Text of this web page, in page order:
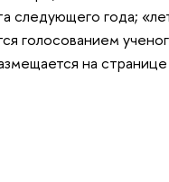
следующего года;
голосованием
на